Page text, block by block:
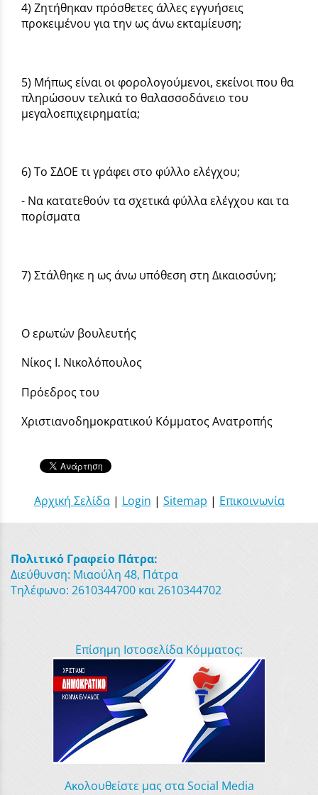
4) Ζητήθηκαν πρόσθετες άλλες εγγυήσεις
προκειμένου για την ως άνω εκταμίευση;
5) Μήπως είναι οι φορολογούμενοι, εκείνοι που θα
πληρώσουν τελικά το θαλασσοδάνειο του
μεγαλοεπιχειρηματία;
6) Το ΣΔΟΕ τι γράφει στο φύλλο ελέγχου;
- Να κατατεθούν τα σχετικά φύλλα ελέγχου και τα
πορίσματα
7) Στάλθηκε η ως άνω υπόθεση στη Δικαιοσύνη;
Ο ερωτών βουλευτής
Νίκος Ι. Νικολόπουλος
Πρόεδρος του
Χριστιανοδημοκρατικού Κόμματος Ανατροπής
Αρχική Σελίδα| Login | Sitemap | Επικοινωνία
Πολιτικό Γραφείο Πάτρα:
Διεύθυνση: Μιαούλη 48, Πάτρα
Τηλέφωνο: 2610344700 και 2610344702
Επίσημη Ιστοσελίδα Κόμματος:
Ακολουθείστε μας στα Social Media